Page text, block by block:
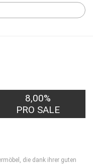
8,00%
PRO SALE
die dank ihrer guten